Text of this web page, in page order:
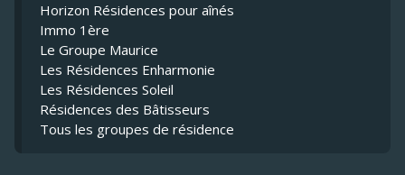
Horizon Résidences pour aînés
Immo 1ère
Le Groupe Maurice
Les Résidences Enharmonie
Les Résidences Soleil
Résidences des Bâtisseurs
Tous les groupes de résidence